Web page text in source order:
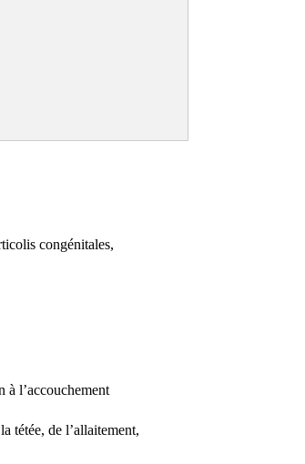
congénitales,
à l’accouchement
tétée, de l’allaitement,